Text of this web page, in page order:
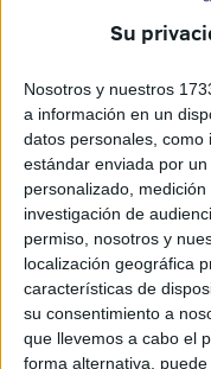
Su
Nosotros y nuestros
a información en un
datos personales, como
estándar enviada por
personalizado,
investigación de
permiso, nosotros y
localización geográfica
características de
su consentimiento a
que llevemos a cabo el
forma alternativa,
Comunitaria
labor profesional en
Nacional de Gestión
concluir su periodo
Se trata deAntonio
y Dina Afassi,
vinculados al
seguir trabajando
Primaria de la ciudad.